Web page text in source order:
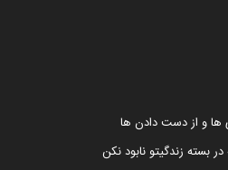
ها و از دست دادن ها
بسته زندگیتو نابود نکن